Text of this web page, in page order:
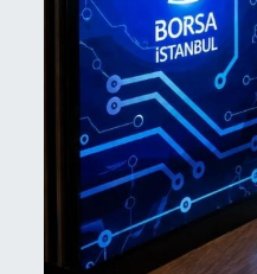
Kiripto Para Piyasası
Gizlilik Sözleşmesi
Hakkımızda
İletişim